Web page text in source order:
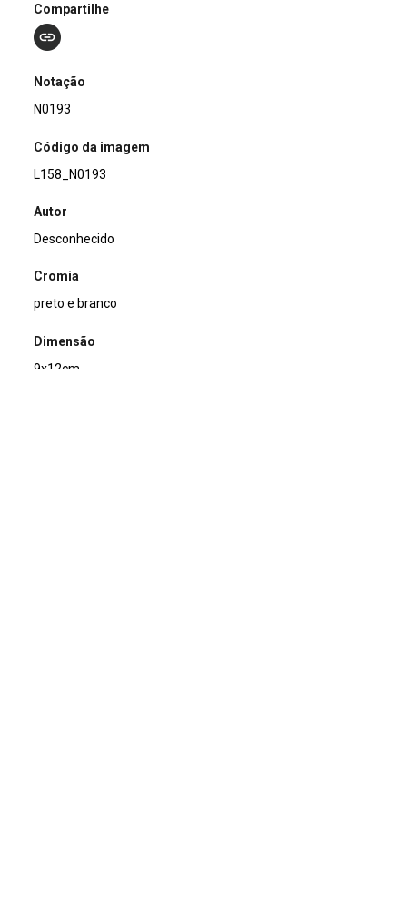
Compartilhe
Notação
N0193
Código da imagem
L158_N0193
Autor
Desconhecido
Cromia
preto e branco
Dimensão
9x12cm